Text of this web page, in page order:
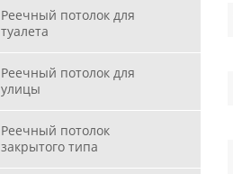
Реечный потолок для
туалета
Реечный потолок для
улицы
Реечный потолок
закрытого типа